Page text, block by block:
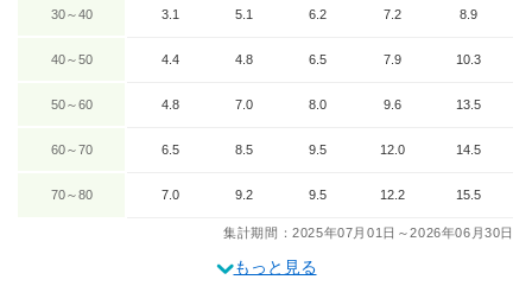
30～40 3.1 5.1 6.2 7.2 8.9
40～50 4.4 4.8 6.5 7.9 10.3
50～60 4.8 7.0 8.0 9.6 13.5
60～70 6.5 8.5 9.5 12.0 14.5
70～80 7.0 9.2 9.5 12.2 15.5
集計期間：2025年07月01日～2026年06月30日
もっと見る